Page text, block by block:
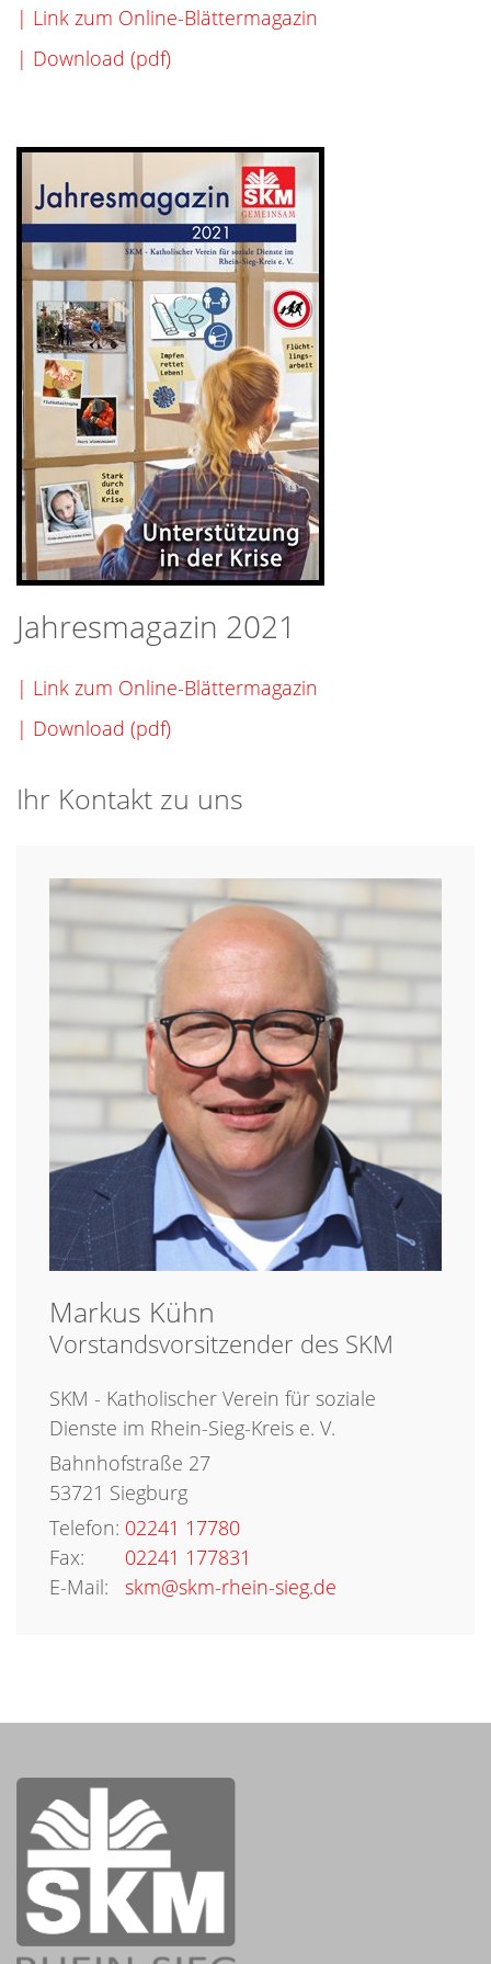
| Link zum Online-Blättermagazin
| Download (pdf)
Jahresmagazin 2021
| Link zum Online-Blättermagazin
| Download (pdf)
Ihr Kontakt zu uns
Markus Kühn
Vorstandsvorsitzender des SKM
SKM - Katholischer Verein für soziale
Dienste im Rhein-Sieg-Kreis e. V.
Bahnhofstraße 27
53721 Siegburg
Telefon: 02241 17780
Fax:
02241 177831
E-Mail:
skm@skm-rhein-sieg.de